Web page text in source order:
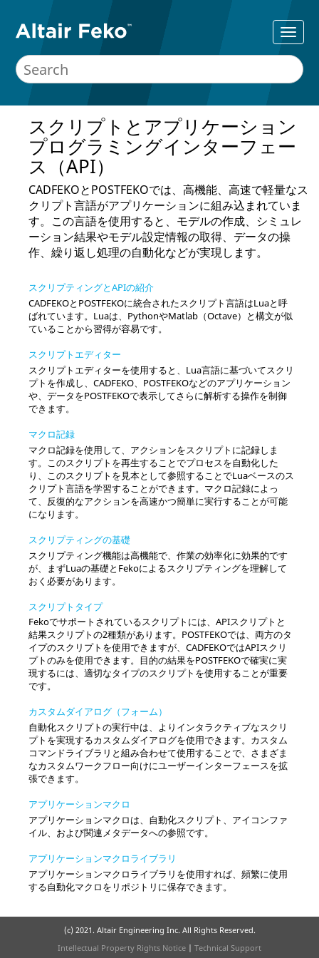
スクリプトとアプリケーション
プログラミングインターフェー
ス（API）
CADFEKOとPOSTFEKOでは、高機能、高速で軽量なス
クリプト言語がアプリケーションに組み込まれていま
す。この言語を使用すると、モデルの作成、シミュレ
ーション結果やモデル設定情報の取得、データの操
作、繰り返し処理の自動化などが実現します。
スクリプティングとAPIの紹介
CADFEKOと POSTFEKOに統合されたスクリプト言語はLuaと呼
ばれています。 Luaは、PythonやMatlab（Octave）と構文が似
ていることから習得が容易です。
スクリプトエディター
スクリプトエディターを使用すると、 Lua言語に基づいてスクリ
プトを作成し、 CADFEKO、 POSTFEKOなどのアプリケーション
や、データをPOSTFEKOで表示してさらに解析する操作を制御
できます。
マクロ記録
マクロ記録を使用して、アクションをスクリプトに記録しま
す。このスクリプトを再生することでプロセスを自動化した
り、このスクリプトを見本として参照することでLuaベースのス
クリプト言語を学習することができます。マクロ記録によっ
て、反復的なアクションを高速かつ簡単に実行することが可能
になります。
スクリプティングの基礎
スクリプティング機能は高機能で、作業の効率化に効果的です
が、まずLuaの基礎と Fekoによるスクリプティングを理解して
おく必要があります。
スクリプトタイプ
Fekoでサポートされているスクリプトには、APIスクリプトと
結果スクリプトの2種類があります。 POSTFEKOでは、両方のタ
イプのスクリプトを使用できますが、 CADFEKOではAPIスクリ
プトのみを使用できます。目的の結果をPOSTFEKOで確実に実
現するには、適切なタイプのスクリプトを使用することが重要
です。
カスタムダイアログ（フォーム）
自動化スクリプトの実行中は、よりインタラクティブなスクリ
プトを実現するカスタムダイアログを使用できます。カスタム
コマンドライブラリと組み合わせて使用することで、さまざま
なカスタムワークフロー向けにユーザーインターフェースを拡
張できます。
アプリケーションマクロ
アプリケーションマクロは、自動化スクリプト、アイコンファ
イル、および関連メタデータへの参照です。
アプリケーションマクロライブラリ
アプリケーションマクロライブラリを使用すれば、頻繁に使用
する自動化マクロをリポジトリに保存できます。
(c) 2021. Altair Engineering Inc. All Rights Reserved.
Intellectual Property Rights Notice | Technical Support